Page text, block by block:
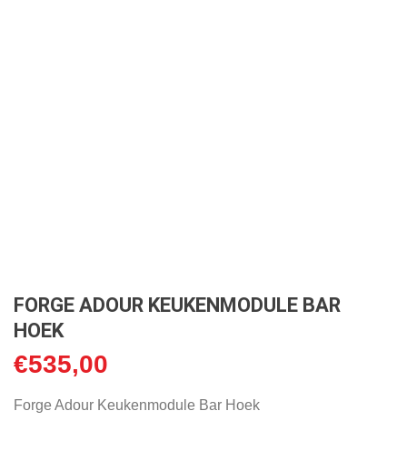
FORGE ADOUR KEUKENMODULE BAR
HOEK
€535,00
Forge Adour Keukenmodule Bar Hoek